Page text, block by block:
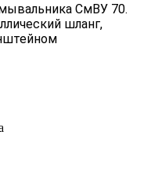
СмВУ 70.
шланг,